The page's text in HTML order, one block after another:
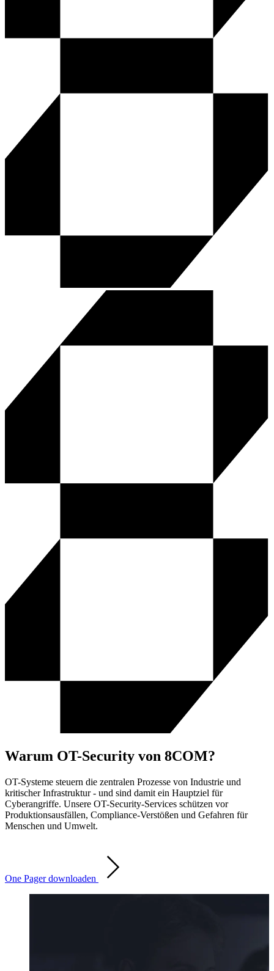
Warum OT-Security von 8COM?
OT-Systeme steuern die zentralen Prozesse von Industrie und
kritischer Infrastruktur - und sind damit ein Hauptziel für
Cyberangriffe. Unsere OT-Security-Services schützen vor
Produktionsausfällen, Compliance-Verstößen und Gefahren für
Menschen und Umwelt.
One Pager downloaden